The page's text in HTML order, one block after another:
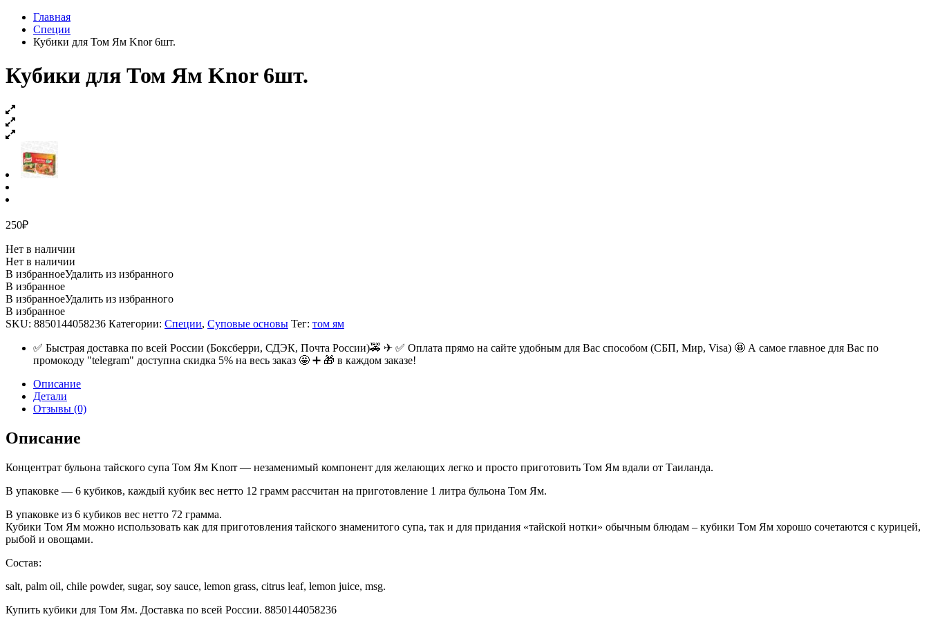
Главная
Специи
Кубики для Том Ям Knor 6шт.
Кубики для Том Ям Knor 6шт.
250₽
Нет в наличии
Нет в наличии
В избранноеУдалить из избранного
В избранное
В избранноеУдалить из избранного
В избранное
SKU: 8850144058236 Категории: Специи, Суповые основы Тег: том ям
✅ Быстрая доставка по всей России (Боксберри, СДЭК, Почта России)🚕 ✈ ✅ Оплата прямо на сайте удобным для Вас способом (СБП, Мир, Visa) 🤩 А самое главное для Вас по
промокоду "telegram" доступна скидка 5% на весь заказ 🤩 ➕ 🎁 в каждом заказе!
Описание
Детали
Отзывы (0)
Описание
Концентрат бульона тайского супа Том Ям Knorr — незаменимый компонент для желающих легко и просто приготовить Том Ям вдали от Таиланда.
В упаковке — 6 кубиков, каждый кубик вес нетто 12 грамм рассчитан на приготовление 1 литра бульона Том Ям.
В упаковке из 6 кубиков вес нетто 72 грамма.
Кубики Том Ям можно использовать как для приготовления тайского знаменитого супа, так и для придания «тайской нотки» обычным блюдам – кубики Том Ям хорошо сочетаются с курицей,
рыбой и овощами.
Состав:
salt, palm oil, chile powder, sugar, soy sauce, lemon grass, citrus leaf, lemon juice, msg.
Купить кубики для Том Ям. Доставка по всей России. 8850144058236